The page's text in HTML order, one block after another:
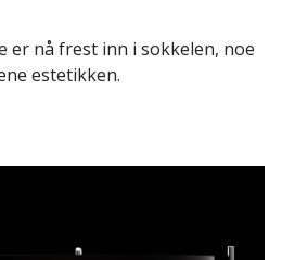
er nå frest inn i sokkelen, noe
estetikken.